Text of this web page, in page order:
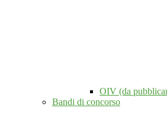
OIV (da
Bandi di concorso